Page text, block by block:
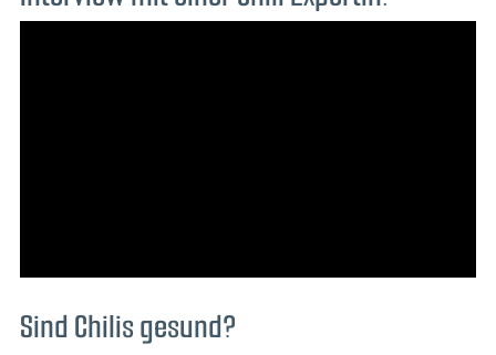
Sind Chilis gesund?